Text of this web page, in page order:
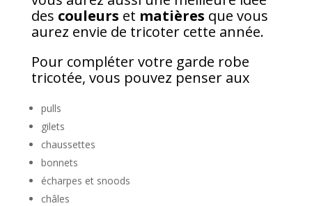
des couleurs et matières que vous
aurez envie de tricoter cette année.
Pour compléter votre garde robe
tricotée, vous pouvez penser aux
pulls
gilets
chaussettes
bonnets
écharpes et snoods
châles